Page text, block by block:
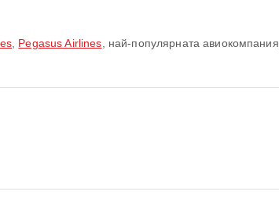
Pegasus Airlines , най-популярната авиокомпания,